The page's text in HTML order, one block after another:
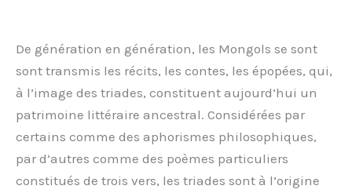
De génération en génération, les Mongols se sont
sont transmis les récits, les contes, les épopées, qui,
à l’image des triades, constituent aujourd’hui un
patrimoine littéraire ancestral. Considérées par
certains comme des aphorismes philosophiques,
par d’autres comme des poèmes particuliers
constitués de trois vers, les triades sont à l’origine